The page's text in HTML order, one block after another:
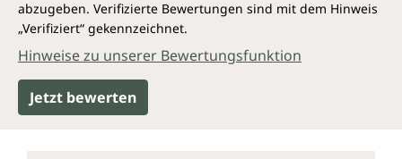
(grape) an Weinreben hängen. Die Früchte können
sowohl hellgelbes als auch rotes Fruchtfleisch haben,
sind groß und dickschalig und haben eine bittere
vermutet, von wo aus sich die Pflanzen nach Florida
und dann in subtropische Gebiete weltweit verteilt
abzugeben. Verifizierte Bewertungen sind mit dem Hinweis
„Verifiziert“ gekennzeichnet.
Hinweise zu unserer Bewertungsfunktion
Jetzt bewerten